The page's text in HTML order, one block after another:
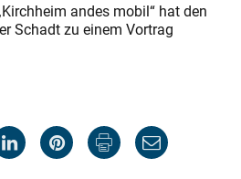
andes mobil“ hat den
Schadt zu einem Vortrag